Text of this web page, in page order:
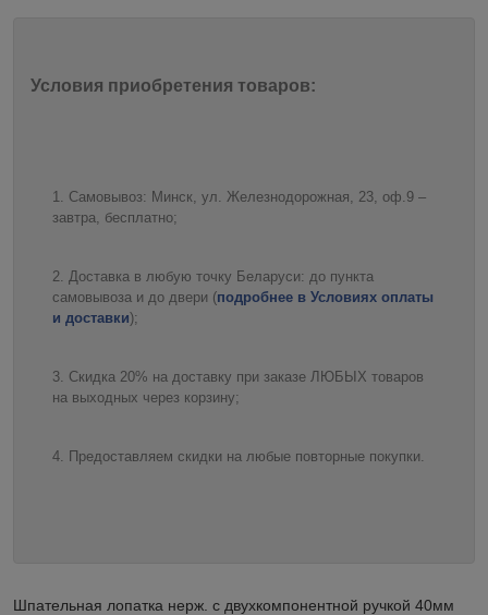
Условия приобретения товаров:
Самовывоз: Минск, ул. Железнодорожная, 23, оф.9 –
завтра, бесплатно;
Доставка в любую точку Беларуси: до пункта
самовывоза и до двери (подробнее в Условиях оплаты
и доставки);
Скидка 20% на доставку при заказе ЛЮБЫХ товаров
на выходных через корзину;
Предоставляем скидки на любые повторные покупки.
Шпательная лопатка нерж. с двухкомпонентной ручкой 40мм